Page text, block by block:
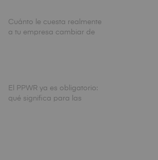
Cuánto le cuesta realmente
a tu empresa cambiar de
El PPWR ya es obligatorio:
qué significa para las